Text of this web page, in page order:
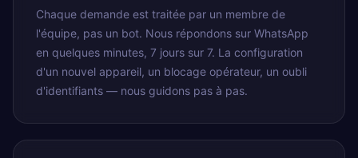
Chaque demande est traitée par un membre de
l'équipe, pas un bot. Nous répondons sur WhatsApp
en quelques minutes, 7 jours sur 7. La configuration
d'un nouvel appareil, un blocage opérateur, un oubli
d'identifiants — nous guidons pas à pas.